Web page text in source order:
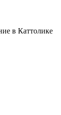
в Каттолике